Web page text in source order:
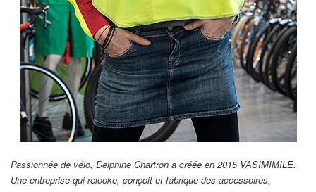
Passionnée de vélo, Delphine Chartron a créée en 2015 VASIMIMILE.
Une entreprise qui relooke, conçoit et fabrique des accessoires,